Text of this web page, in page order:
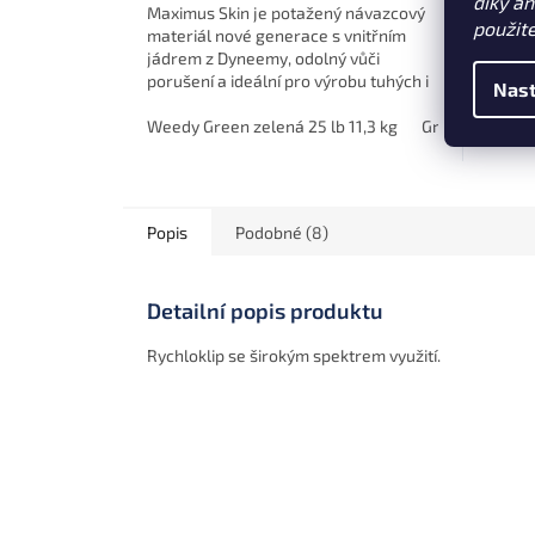
Maximus Skin je potažený návazcový
materiál nové generace s vnitřním
jádrem z Dyneemy, odolný vůči
porušení a ideální pro výrobu tuhých i
Weedy Green zelená 25 lb 11,3 kg
Gravel Brown
délce
Popis Podobné (8)
Detailní popis produktu
Rychloklip se širokým spektrem využití.